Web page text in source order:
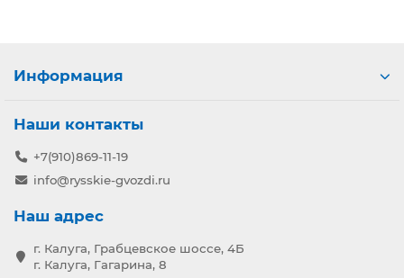
Информация
Наши контакты
+7(910)869-11-19
info@rysskie-gvozdi.ru
Наш адрес
г. Калуга, Грабцевское шоссе, 4Б
г. Калуга, Гагарина, 8